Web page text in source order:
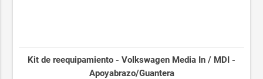
Kit de reequipamiento - Volkswagen Media In / MDI -
Apoyabrazo/Guantera